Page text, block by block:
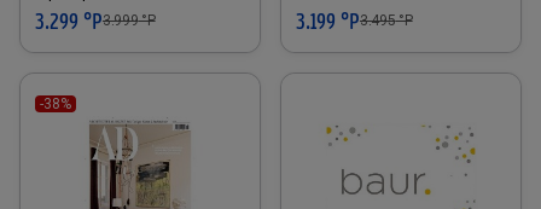
3.299 °P3.999°P 3.199 °P3.495°P
-38%